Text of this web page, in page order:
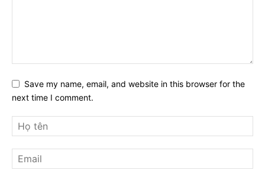
Save my name, email, and website in this browser for the
next time I comment.